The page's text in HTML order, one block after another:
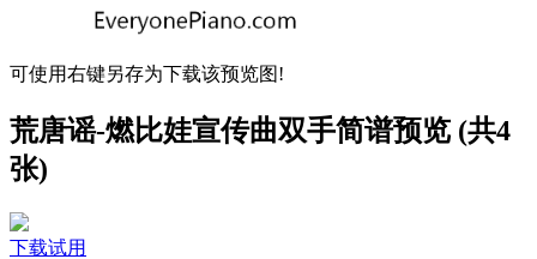
可使用右键另存为下载该预览图!
荒唐谣-燃比娃宣传曲双手简谱预览 (共4
张)
下载试用